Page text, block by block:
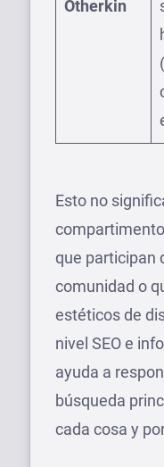
Otherkin
Esto no
que participan
comunidad o
estéticos de
nivel SEO e
ayuda a
búsqueda
cada cosa y